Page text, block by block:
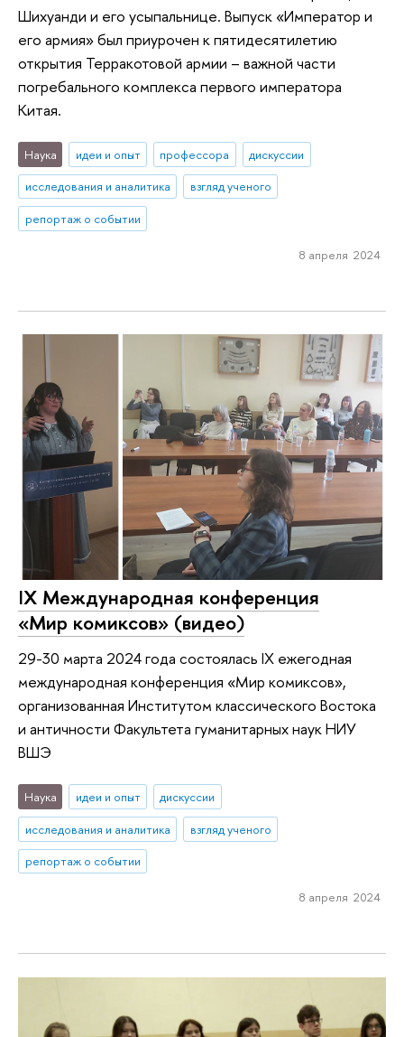
Шихуанди и его усыпальнице. Выпуск «Император и
его армия» был приурочен к пятидесятилетию
открытия Терракотовой армии – важной части
погребального комплекса первого императора
Китая.
Наука идеи и опыт профессора
дискуссии
исследования и аналитика
взгляд ученого
репортаж о событии
8 апреля 2024
IX Международная конференция
«Мир комиксов» (видео)
29-30 марта 2024 года состоялась IX ежегодная
международная конференция «Мир комиксов»,
организованная Институтом классического Востока
и античности Факультета гуманитарных наук НИУ
ВШЭ
Наука идеи и опыт
дискуссии
исследования и аналитика
взгляд ученого
репортаж о событии
8 апреля 2024